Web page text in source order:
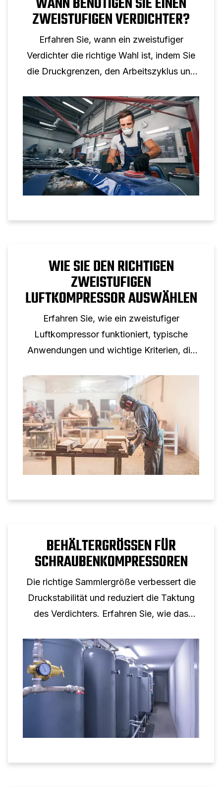
ZWEISTUFIGEN VERDICHTER?
Erfahren Sie, wann ein zweistufiger
Verdichter die richtige Wahl ist, indem Sie
die Druckgrenzen, den Arbeitszyklus und
WIE SIE DEN RICHTIGEN
ZWEISTUFIGEN
LUFTKOMPRESSOR AUSWÄHLEN
Erfahren Sie, wie ein zweistufiger
Luftkompressor funktioniert, typische
Anwendungen und wichtige Kriterien, die
Kolbenkompressors für den
professionellen Einsatz zu berücksichtigen
sind.
BEHÄLTERGRÖSSEN FÜR S
CHRAUBENKOMPRESSOREN
Die richtige Sammlergröße verbessert die
Druckstabilität und reduziert die Taktung
des Verdichters. Erfahren Sie, wie das
Schraubenkompressoren unterstützt.